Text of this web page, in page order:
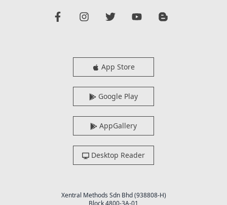
App Store
Google Play
AppGallery
Desktop Reader
Xentral Methods Sdn Bhd (938808-H)
Block 4800-3A-01